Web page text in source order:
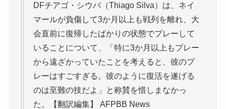
DFチアゴ・シウバ（Thiago Silva）は、ネイ
マールが負傷して3か月以上も戦列を離れ、大
会直前に復帰したばかりの状態でプレーして
いることについて、「特に3か月以上もプレー
から遠ざかっていたことを考えると、彼のプ
レーはすごすぎる。彼のように復活を遂げる
のは至難の技だよ」と称賛を惜しまなかっ
た。【翻訳編集】 AFPBB News